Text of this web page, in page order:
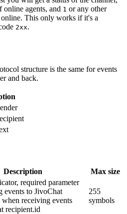
online agents, and 1 or any other
online. This only works if it's a
2xx.
structure is the same for events
and back.
Description Max size
required parameter
events to JivoChat
when receiving events
recipient.id
255
symbols